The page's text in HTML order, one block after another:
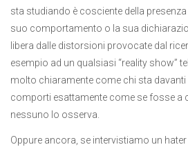
sta studiando è cosciente della
suo comportamento o la sua
libera dalle distorsioni provocate dal
esempio ad un qualsiasi “reality show”
molto chiaramente come chi sta davanti
comporti esattamente come se fosse a
nessuno lo osserva.
Oppure ancora, se intervistiamo un